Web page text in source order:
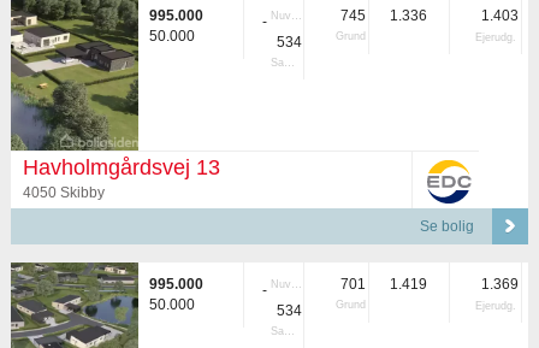
995.000
50.000
- Nuvær.
534
Samlet
745
Grund
1.336 1.403
Ejerudg.
Havholmgårdsvej 13
4050 Skibby
Se bolig
995.000
50.000
- Nuvær.
534
Samlet
701
Grund
1.419 1.369
Ejerudg.